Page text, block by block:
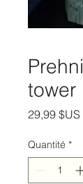
tower
29,99 $US
Quantité *